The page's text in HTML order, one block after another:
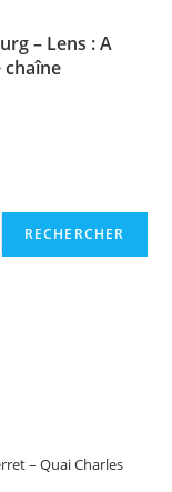
– Lens : A
RECHERCHER
– Quai Charles